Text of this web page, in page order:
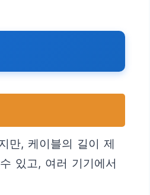
만, 케이블의 길이 제
있고, 여러 기기에서